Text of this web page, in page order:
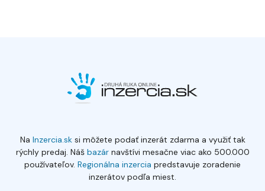
Na Inzercia.sksi môžete podať inzerát zdarma a využiť tak
rýchly predaj. Náš bazárnavštívi mesačne viac ako 500.000
používateľov. Regionálna inzercia predstavuje zoradenie
inzerátov podľa miest.